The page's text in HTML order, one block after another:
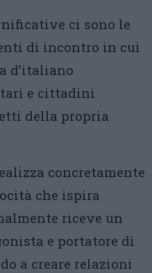
ci sono le
di incontro in cui
d’italiano
e cittadini
della propria
concretamente
che ispira
riceve un
e portatore di
a creare relazioni